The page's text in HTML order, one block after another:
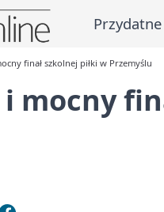
Przydatne
finał szkolnej piłki w Przemyślu
i mocny